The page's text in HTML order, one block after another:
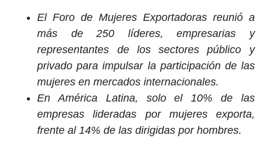
El Foro de Mujeres Exportadoras reunió a
más de 250 líderes, empresarias y
representantes de los sectores público y
privado para impulsar la participación de las
mujeres en mercados internacionales.
En América Latina, solo el 10% de las
empresas lideradas por mujeres exporta,
frente al 14% de las dirigidas por hombres.